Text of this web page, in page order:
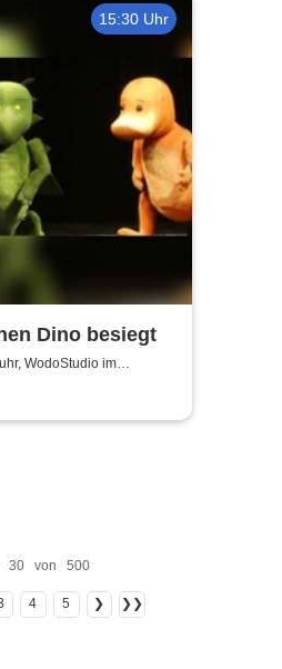
15:30 Uhr
Dino besiegt
WodoStudio im
30 von 500
4 5 ❯ ❯❯